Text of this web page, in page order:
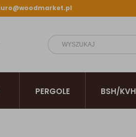
PERGOLE BSH/KVH